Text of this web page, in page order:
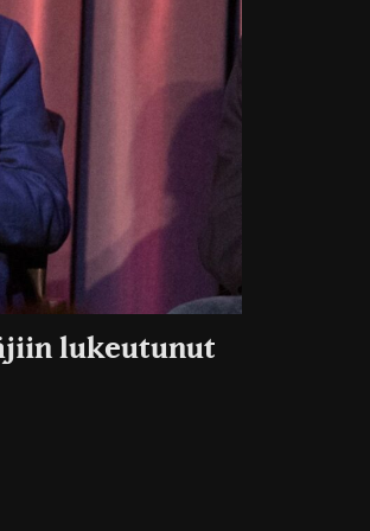
lukeutunut